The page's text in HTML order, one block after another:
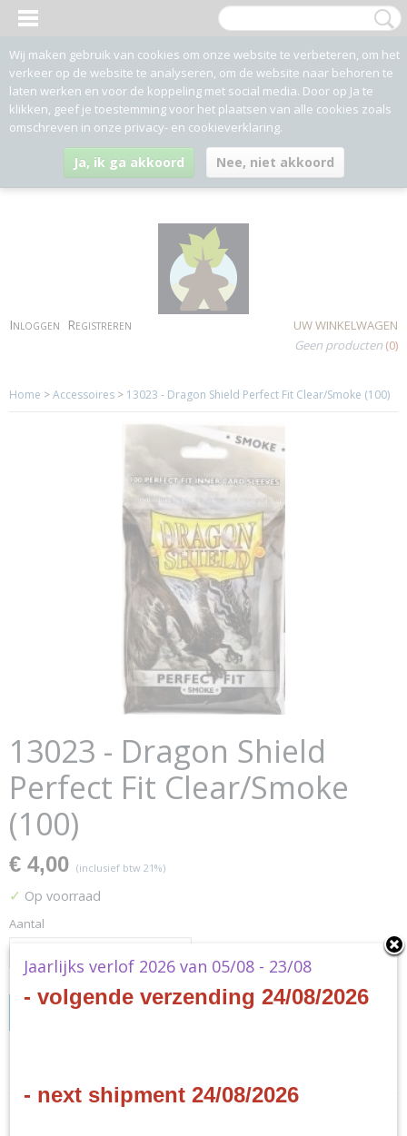
Inloggen Registreren
UW WINKELWAGEN
Geen producten (0)
Home >Accessoires > 13023 - Dragon Shield Perfect Fit Clear/Smoke (100)
13023 - Dragon Shield
Perfect Fit Clear/Smoke
(100)
€ 4,00 (inclusief btw 21%)
✓ Op voorraad
Aantal
IN WINKELWAGEN
Productcode
Wij maken gebruik van cookies om onze website te verbeteren, om het
verkeer op de website te analyseren, om de website naar behoren te
laten werken en voor de koppeling met social media. Door op Ja te
klikken, geef je toestemming voor het plaatsen van alle cookies zoals
omschreven in onze privacy- en cookieverklaring.
Ja, ik ga akkoord Nee, niet akkoord
Jaarlijks verlof 2026 van 05/08 - 23/08
- volgende verzending 24/08/2026
- next shipment 24/08/2026